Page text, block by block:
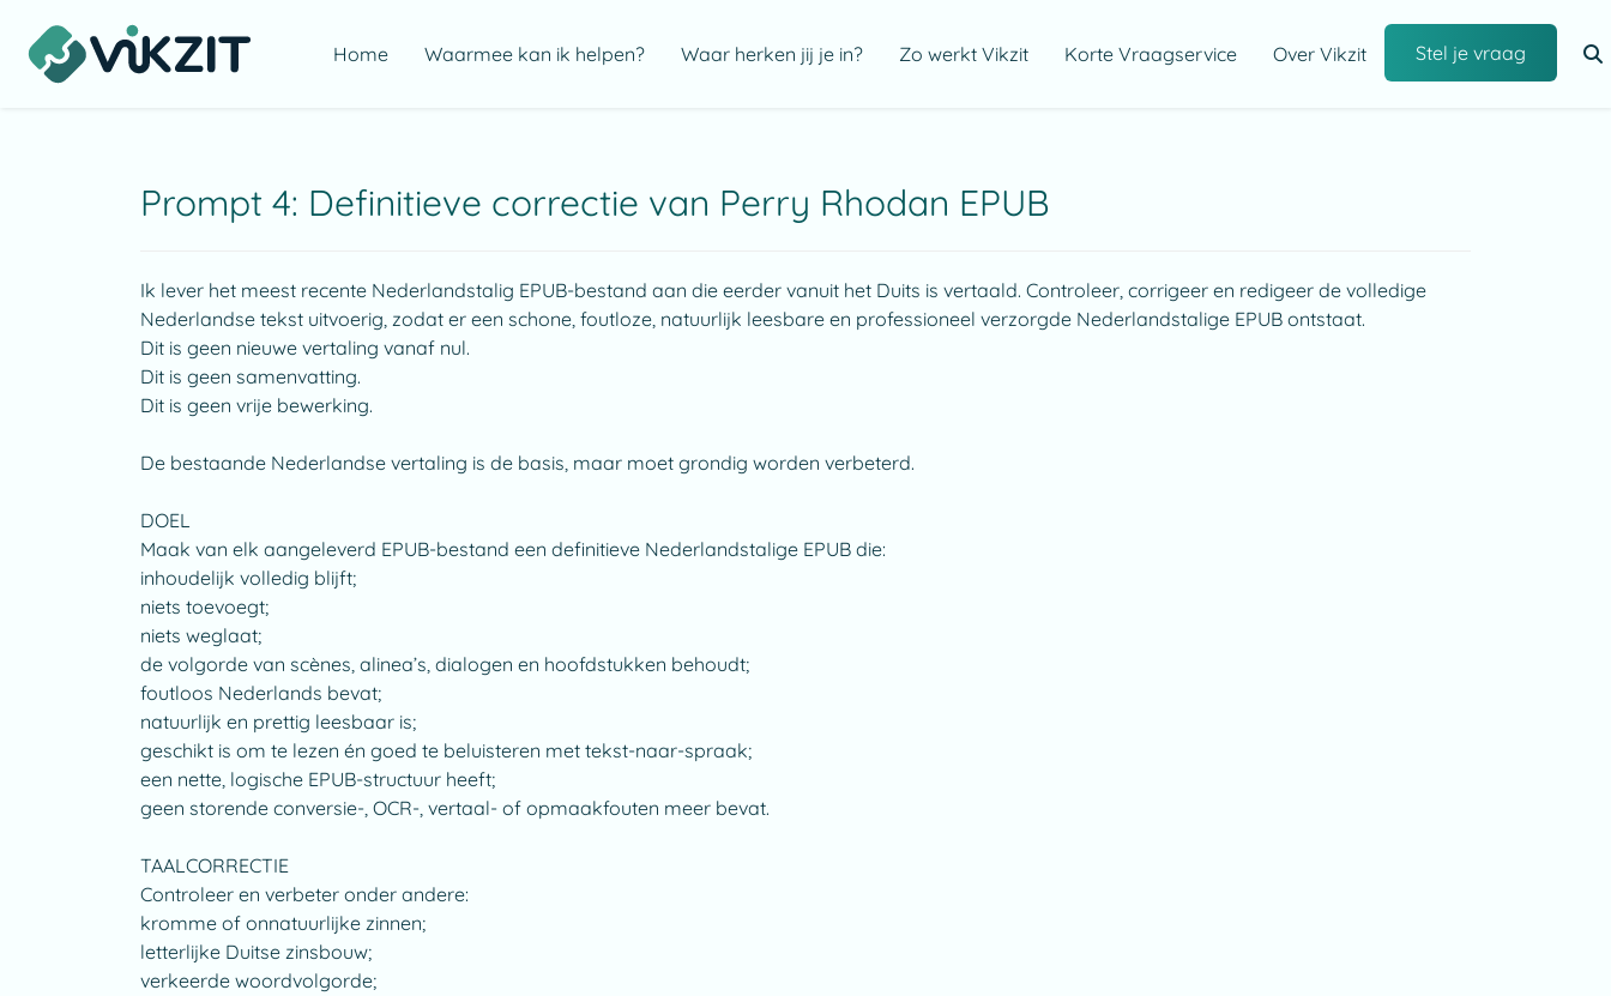
Home Waarmee kan ik helpen? Waar herken jij je in? Zo werkt Vikzit Korte Vraagservice Over Vikzit Stel je vraag
Prompt 4: Definitieve correctie van Perry Rhodan EPUB
Ik lever het meest recente Nederlandstalig EPUB-bestand aan die eerder vanuit het Duits is vertaald. Controleer, corrigeer en redigeer de volledige
Nederlandse tekst uitvoerig, zodat er een schone, foutloze, natuurlijk leesbare en professioneel verzorgde Nederlandstalige EPUB ontstaat.
Dit is geen nieuwe vertaling vanaf nul.
Dit is geen samenvatting.
Dit is geen vrije bewerking.
De bestaande Nederlandse vertaling is de basis, maar moet grondig worden verbeterd.
DOEL
Maak van elk aangeleverd EPUB-bestand een definitieve Nederlandstalige EPUB die:
inhoudelijk volledig blijft;
niets toevoegt;
niets weglaat;
de volgorde van scènes, alinea’s, dialogen en hoofdstukken behoudt;
foutloos Nederlands bevat;
natuurlijk en prettig leesbaar is;
geschikt is om te lezen én goed te beluisteren met tekst-naar-spraak;
een nette, logische EPUB-structuur heeft;
geen storende conversie-, OCR-, vertaal- of opmaakfouten meer bevat.
TAALCORRECTIE
Controleer en verbeter onder andere:
kromme of onnatuurlijke zinnen;
letterlijke Duitse zinsbouw;
verkeerde woordvolgorde;